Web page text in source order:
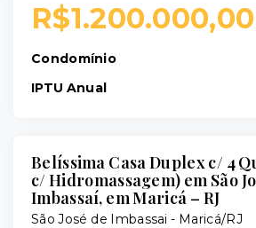
R$1.200.000,00
Condomínio
IPTU Anual
Belíssima Casa Duplex c/ 4
c/ Hidromassagem) em São
Imbassaí, em Maricá – RJ
São José de Imbassai - Maricá/RJ